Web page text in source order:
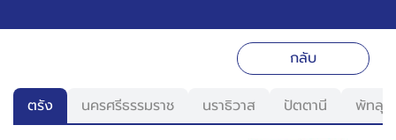
กลับ
ตรัง นครศรีธรรมราช นราธิวาส ปัตตานี พัทลุง